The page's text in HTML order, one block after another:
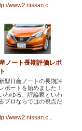
www2.nissan.c...
ノート長期評価レポ
型日産ノートの長期評
ポートを始めました！
わゆる、評論家といわ
プロならではの視点だ
www2.nissan.c...